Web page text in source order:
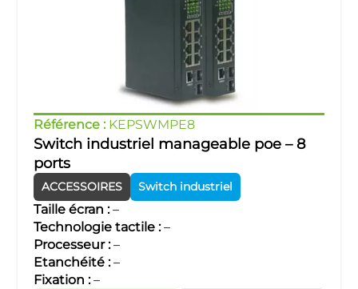
Référence : KEPSWMPE8
Switch industriel manageable poe – 8
ports
ACCESSOIRES Switch industriel
Taille écran :–
Technologie tactile :–
Processeur :–
Etanchéité :–
Fixation :–